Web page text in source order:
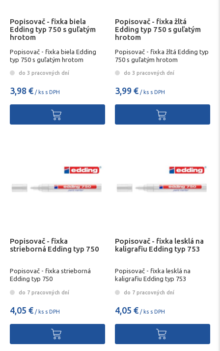
Popisovač - fixka biela
Edding typ 750 s guľatým
hrotom
Popisovač - fixka biela Edding
typ 750 s guľatým hrotom
do 3 pracovných dní
3,98 € / ks s DPH
Popisovač - fixka žltá
Edding typ 750 s guľatým
hrotom
Popisovač - fixka žltá Edding typ
750 s guľatým hrotom
do 3 pracovných dní
3,99 € / ks s DPH
Popisovač - fixka
strieborná Edding typ 750
Popisovač - fixka strieborná
Edding typ 750
do 7 pracovných dní
4,05 € / ks s DPH
Popisovač - fixka lesklá na
kaligrafiu Edding typ 753
Popisovač - fixka lesklá na
kaligrafiu Edding typ 753
do 7 pracovných dní
4,05 € / ks s DPH